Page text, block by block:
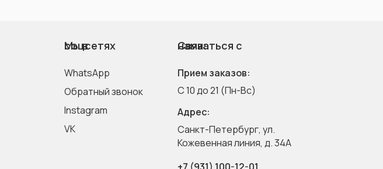
C 10 до 21 (Пн-Вс)
Прием заказов:
Кожевенная линия, д. 34A
Санкт-Петербург, ул.
Адрес:
Instagram
VK
WhatsApp
Обратный звонок
Мы в соцсетях Связаться с нами: